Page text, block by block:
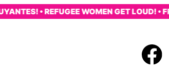
• REFUGEE WOMEN GET LOUD! •